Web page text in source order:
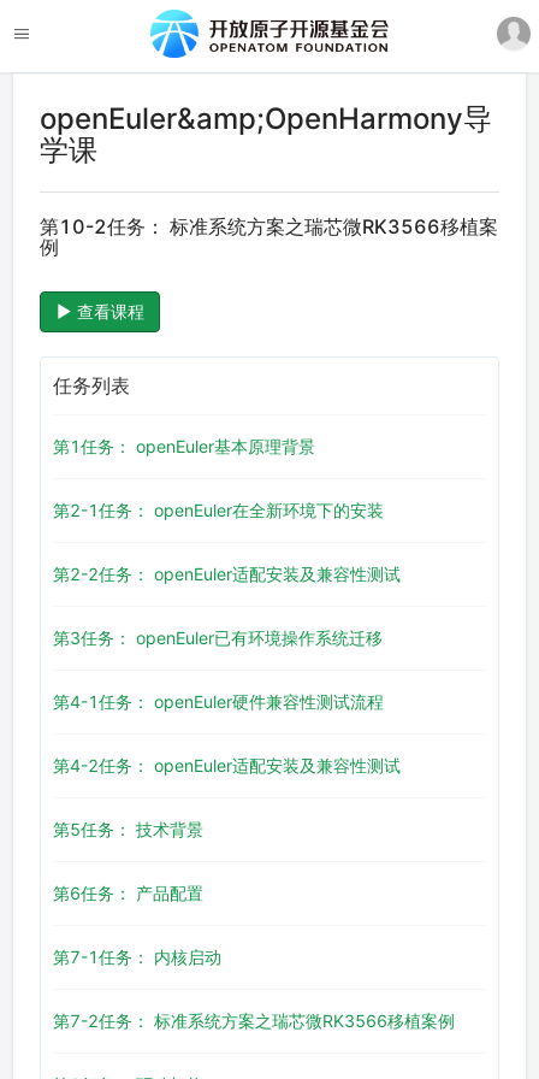
openEuler&amp;OpenHarmony导
学课
第10-2任务： 标准系统方案之瑞芯微RK3566移植案
例
查看课程
任务列表
第1任务： openEuler基本原理背景
第2-1任务： openEuler在全新环境下的安装
第2-2任务： openEuler适配安装及兼容性测试
第3任务： openEuler已有环境操作系统迁移
第4-1任务： openEuler硬件兼容性测试流程
第4-2任务： openEuler适配安装及兼容性测试
第5任务： 技术背景
第6任务： 产品配置
第7-1任务： 内核启动
第7-2任务： 标准系统方案之瑞芯微RK3566移植案例